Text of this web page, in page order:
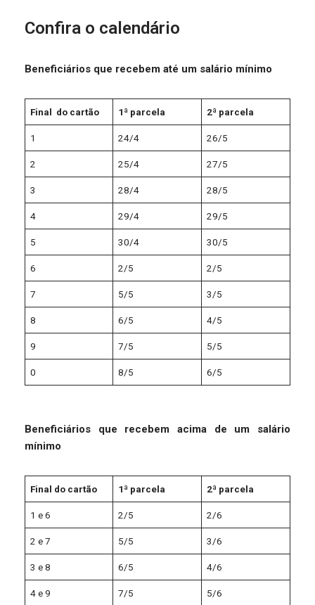
Confira o calendário
Beneficiários que recebem até um salário mínimo
Final do cartão 1ª parcela 2ª parcela
1 24/4 26/5
2 25/4 27/5
3 28/4 28/5
4 29/4 29/5
5 30/4 30/5
6 2/5 2/5
7 5/5 3/5
8 6/5 4/5
9 7/5 5/5
0 8/5 6/5
Beneficiários que recebem acima de um salário
mínimo
Final do cartão 1ª parcela 2ª parcela
1 e 6 2/5 2/6
2 e 7 5/5 3/6
3 e 8 6/5 4/6
4 e 9 7/5 5/6